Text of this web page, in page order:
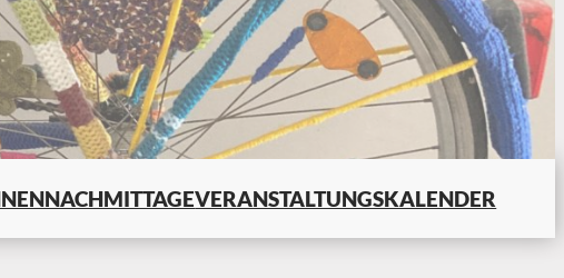
VERANSTALTUNGSKALENDER